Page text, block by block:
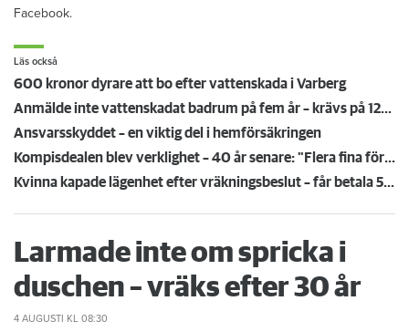
Facebook.
Läs också
600 kronor dyrare att bo efter vattenskada i Varberg
Anmälde inte vattenskadat badrum på fem år – krävs på 125 000 kronor
Ansvarsskyddet – en viktig del i hemförsäkringen
Kompisdealen blev verklighet – 40 år senare: "Flera fina fördelar med att dela bostad"
Kvinna kapade lägenhet efter vräkningsbeslut – får betala 50 000
Larmade inte om spricka i
duschen – vräks efter 30 år
4 AUGUSTI KL 08:30